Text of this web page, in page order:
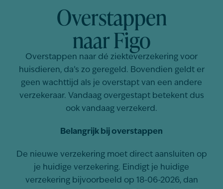
Overstappen
naar Figo
Overstappen naar dé ziekteverzekering voor
huisdieren, da’s zo geregeld. Bovendien geldt er
geen wachttijd als je overstapt van een andere
verzekeraar. Vandaag overgestapt betekent dus
ook vandaag verzekerd.
Belangrijk bij overstappen
De nieuwe verzekering moet direct aansluiten op
je huidige verzekering. Eindigt je huidige
verzekering bijvoorbeeld op 18-06-2026, dan